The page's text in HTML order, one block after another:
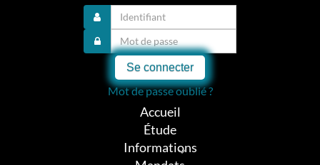
navigation
Se connecter
Mot de passe oublié ?
Accueil
Étude
Informations